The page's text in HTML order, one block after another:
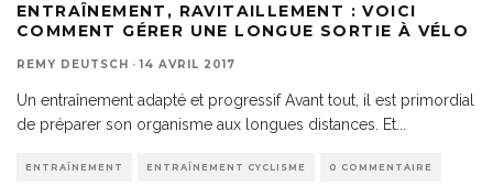
ENTRAÎNEMENT, RAVITAILLEMENT : VOICI
COMMENT GÉRER UNE LONGUE SORTIE À VÉLO
REMY DEUTSCH · 14 AVRIL 2017
Un entraînement adapté et progressif Avant tout, il est primordial
de préparer son organisme aux longues distances. Et...
ENTRAÎNEMENT ENTRAÎNEMENT CYCLISME 0 COMMENTAIRE